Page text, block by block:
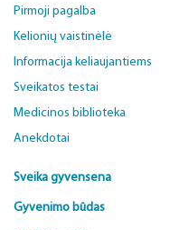
Pirmoji pagalba
Kelionių vaistinėlė
Informacija keliaujantiems
Sveikatos testai
Medicinos biblioteka
Anekdotai
Sveika gyvensena
Gyvenimo būdas